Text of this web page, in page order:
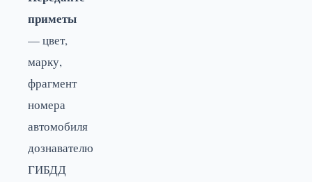
приметы
— цвет,
марку,
фрагмент
номера
автомобиля
дознавателю
ГИБДД